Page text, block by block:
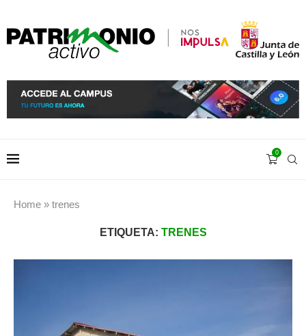
0
Home » trenes
ETIQUETA: TRENES